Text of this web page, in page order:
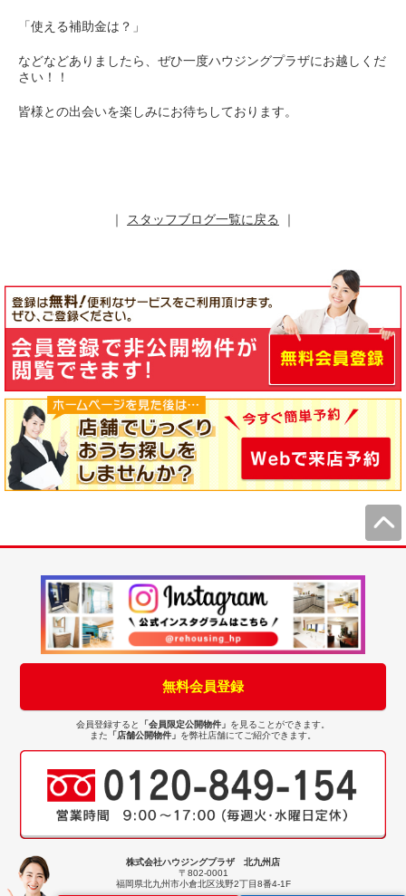
「使える補助金は？」
などなどありましたら、ぜひ一度ハウジングプラザにお越しくだ
さい！！
皆様との出会いを楽しみにお待ちしております。
｜ スタッフブログ一覧に戻る ｜
無料会員登録
会員登録すると 「会員限定公開物件」 を見ることができます。
また 「店舗公開物件」 を弊社店舗にてご紹介できます。
株式会社ハウジングプラザ 北九州店
〒802-0001
福岡県北九州市小倉北区浅野2丁目8番4-1F